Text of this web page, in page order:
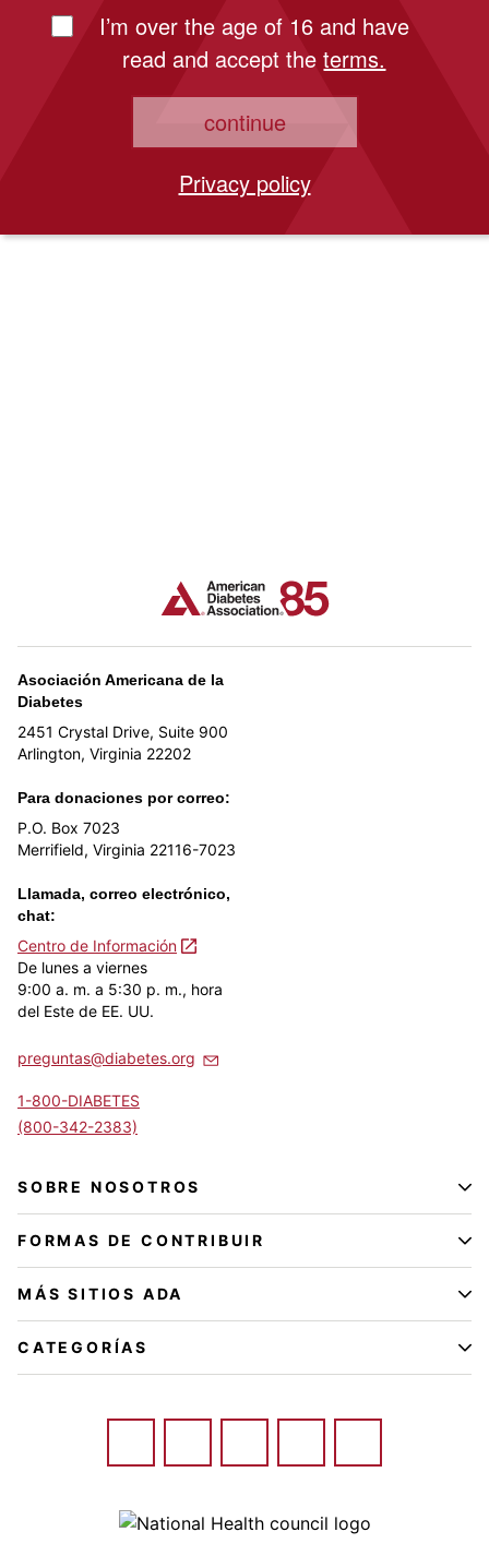
Asociación Americana de la
Diabetes
2451 Crystal Drive, Suite 900
Arlington, Virginia 22202
Para donaciones por correo:
P.O. Box 7023
Merrifield, Virginia 22116-7023
Llamada, correo electrónico,
chat:
Centro de Información
De lunes a viernes
9:00 a. m. a 5:30 p. m., hora
del Este de EE. UU.
preguntas@diabetes.org
1-800-DIABETES
(800-342-2383)
SOBRE NOSOTROS
FORMAS DE CONTRIBUIR
MÁS SITIOS ADA
CATEGORÍAS
Image